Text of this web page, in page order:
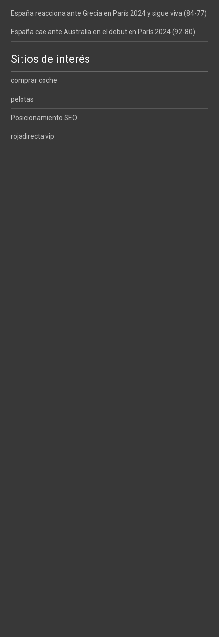
España reacciona ante Grecia en París 2024 y sigue viva (84-77)
España cae ante Australia en el debut en París 2024 (92-80)
Sitios de interés
comprar coche
pelotas
Posicionamiento SEO
rojadirecta vip